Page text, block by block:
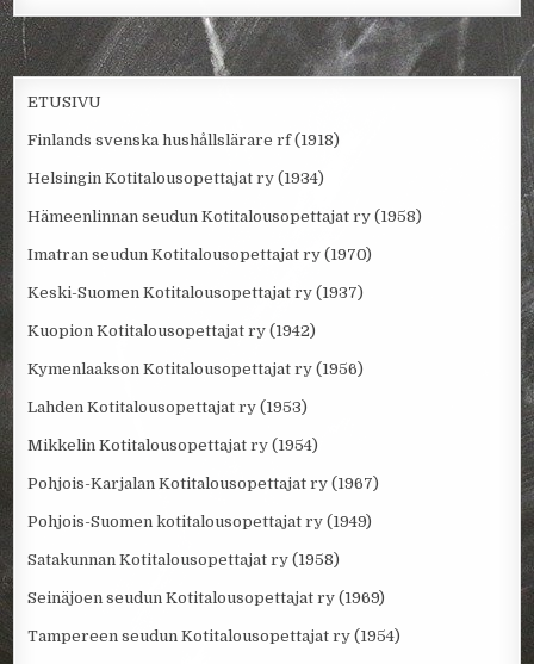
ETUSIVU
Finlands svenska hushållslärare rf (1918)
Helsingin Kotitalousopettajat ry (1934)
Hämeenlinnan seudun Kotitalousopettajat ry (1958)
Imatran seudun Kotitalousopettajat ry (1970)
Keski-Suomen Kotitalousopettajat ry (1937)
Kuopion Kotitalousopettajat ry (1942)
Kymenlaakson Kotitalousopettajat ry (1956)
Lahden Kotitalousopettajat ry (1953)
Mikkelin Kotitalousopettajat ry (1954)
Pohjois-Karjalan Kotitalousopettajat ry (1967)
Pohjois-Suomen kotitalousopettajat ry (1949)
Satakunnan Kotitalousopettajat ry (1958)
Seinäjoen seudun Kotitalousopettajat ry (1969)
Tampereen seudun Kotitalousopettajat ry (1954)